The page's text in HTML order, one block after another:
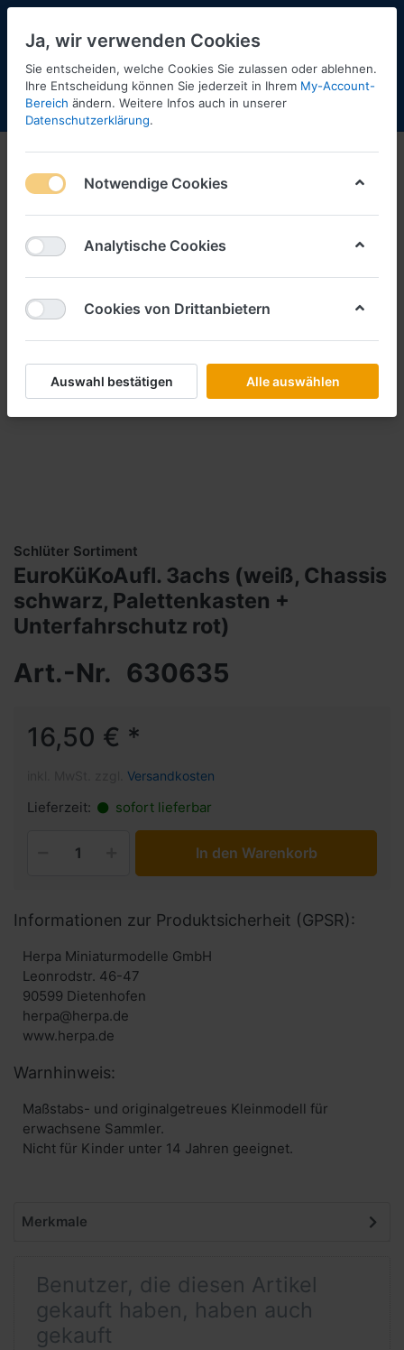
Menü Anmelden Shopaktualisierung
Schlüter Sortiment
EuroKüKoAufl. 3achs (weiß, Chassis
schwarz, Palettenkasten +
Unterfahrschutz rot)
Art.-Nr. 630635
16,50 € *
Versandkosten
Lieferzeit: sofort lieferbar
In den Warenkorb
Informationen zur Produktsicherheit (GPSR):
Herpa Miniaturmodelle GmbH
Leonrodstr. 46-47
90599 Dietenhofen
herpa@herpa.de
www.herpa.de
Warnhinweis:
Maßstabs- und originalgetreues Kleinmodell für
erwachsene Sammler.
Nicht für Kinder unter 14 Jahren geeignet.
Merkmale
Benutzer, die diesen Artikel
gekauft haben, haben auch
gekauft
Ja, wir verwenden Cookies
Sie entscheiden, welche Cookies Sie zulassen oder ablehnen.
Ihre Entscheidung können Sie jederzeit in Ihrem My-Account-
Bereich ändern. Weitere Infos auch in unserer
Datenschutzerklärung.
Notwendige Cookies
Analytische Cookies
Cookies von Drittanbietern
Auswahl bestätigen Alle auswählen